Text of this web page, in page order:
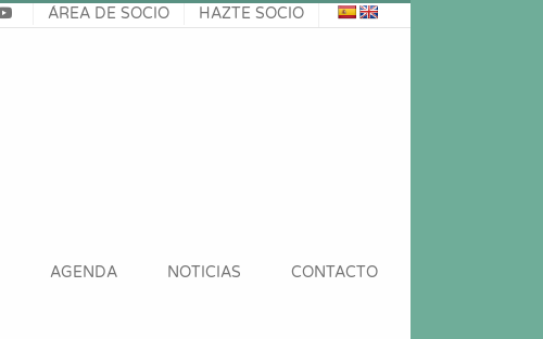
ÁREA DE SOCIO HAZTE SOCIO
AGENDA NOTICIAS CONTACTO